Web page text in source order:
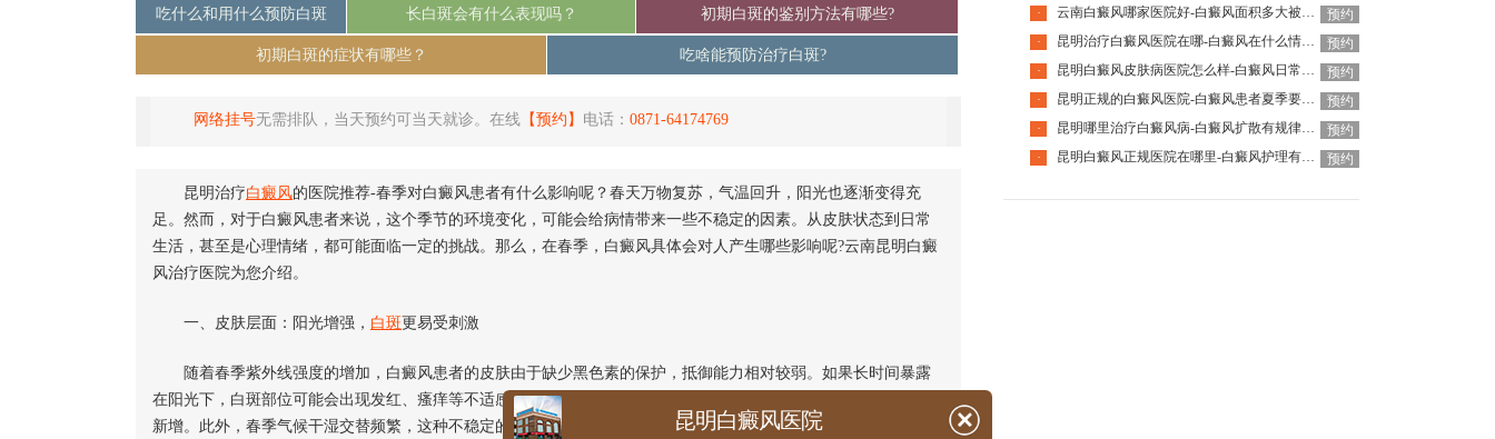
吃什么和用什么预防白斑 长白斑会有什么表现吗？ 初期白斑的鉴别方法有哪些?
初期白斑的症状有哪些？ 吃啥能预防治疗白斑?
网络挂号无需排队，当天预约可当天就诊。在线 【预约】 电话： 0871-64174769
昆明治疗白癜风的医院推荐-春季对白癜风患者有什么影响呢？春天万物复苏，气温回升，阳光也逐渐变得充
足。然而，对于白癜风患者来说，这个季节的环境变化，可能会给病情带来一些不稳定的因素。从皮肤状态到日常
生活，甚至是心理情绪，都可能面临一定的挑战。那么，在春季，白癜风具体会对人产生哪些影响呢?云南昆明白癜
风治疗医院为您介绍。
一、皮肤层面：阳光增强， 白斑更易受刺激
随着春季紫外线强度的增加，白癜风患者的皮肤由于缺少黑色素的保护，抵御能力相对较弱。如果长时间暴露
在阳光下，白斑部位可能会出现发红、瘙痒等不适感，情况严重时甚至可能加重皮肤的损伤，导致白斑范围扩大或
新增。此外，春季气候干湿交替频繁，这种不稳定的环境也可能干扰皮肤的正常代谢，对病情的稳定产生不利影
·
云南白癜风哪家医院好-白癜风面积多大被认为是泛发型
预约
·
昆明治疗白癜风医院在哪-白癜风在什么情况下会出现瘙痒症状呢
预约
·
昆明白癜风皮肤病医院怎么样-白癜风日常需要忌口吗
预约
·
昆明正规的白癜风医院-白癜风患者夏季要注意什么
预约
·
昆明哪里治疗白癜风病-白癜风扩散有规律可循吗
预约
·
昆明白癜风正规医院在哪里-白癜风护理有哪些误区 预约
昆明白癜风医院